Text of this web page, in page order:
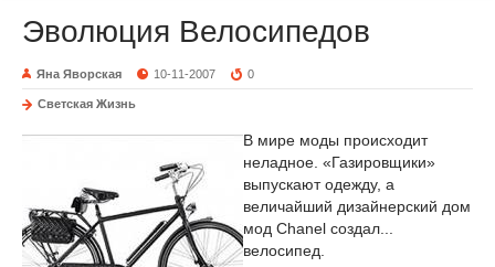
Эволюция Велосипедов
Яна Яворская 10-11-2007 0
Светская Жизнь
В мире моды происходит
неладное. «Газировщики»
выпускают одежду, а
величайший дизайнерский дом
мод Chanel создал...
велосипед.